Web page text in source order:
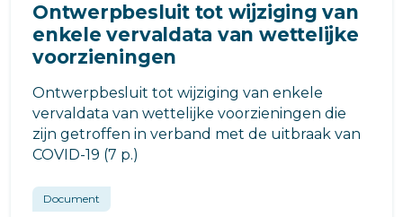
Ontwerpbesluit tot wijziging van
enkele vervaldata van wettelijke
voorzieningen
Ontwerpbesluit tot wijziging van enkele
vervaldata van wettelijke voorzieningen die
zijn getroffen in verband met de uitbraak van
COVID-19 (7 p.)
Document